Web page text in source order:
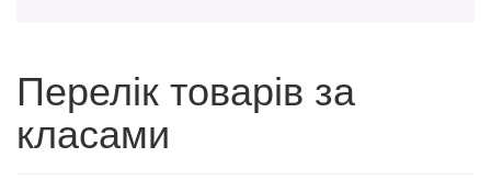
Перелік товарів за
класами